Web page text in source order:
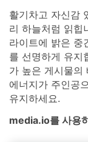
활기차고 자신감
리 하늘처럼 읽힙
라이트에 밝은 중
를 선명하게 유지
가 높은 게시물의
에너지가 주인공
유지하세요.
media.io를 사용